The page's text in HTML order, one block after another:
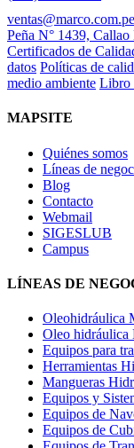
ventas@marco.com.pe
Peña N° 1439,
Certificados de
datos Políticas de
medio ambiente Libro
MAPSITE
Quiénes somos
Líneas de
Blog
Contacto
Webmail
SIGESLUB
Campus
LÍNEAS DE
Oleohidráulica
Oleo hidráulica
Equipos para
Herramientas
Mangueras
Equipos y
Equipos de
Equipos de